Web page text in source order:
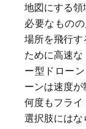
地図にする領
必要なもの
場所を飛行
ために高速
ー型ドロー
ーンは速度
何度もフラ
選択肢にはな